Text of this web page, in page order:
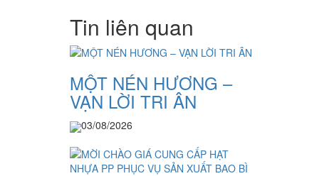
Tin liên quan
MỘT NÉN HƯƠNG –
VẠN LỜI TRI ÂN
03/08/2026